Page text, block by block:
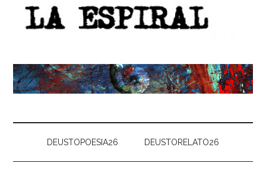
DEUSTOPOESIA26 DEUSTORELATO26